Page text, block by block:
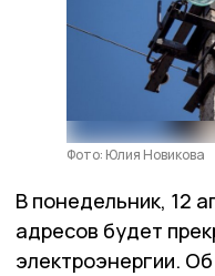
Фото: Юлия Новикова
В понедельник, 12
адресов будет
электроэнергии.